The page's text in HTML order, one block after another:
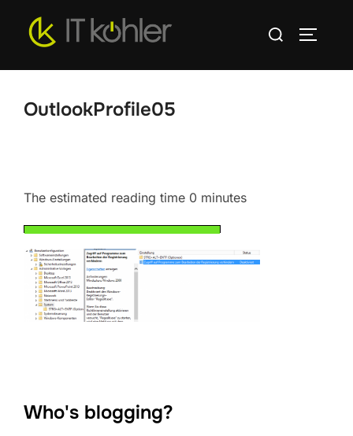
Inhalt
Suchen
OutlookProfile05
The estimated reading time 0 minutes
Who's blogging?